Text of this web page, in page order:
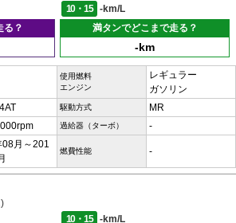
10・15
-km/L
る？
満タンでどこまで走る？
-km
使用燃料
エンジン
レギュラー
ガソリン
駆動方式 MR
過給器（ターボ） -
月～201
燃費性能 -
10・15
-km/L